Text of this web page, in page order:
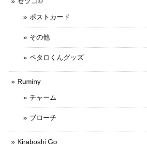
ポストカード
その他
ペタロくんグッズ
Ruminy
チャーム
ブローチ
Kiraboshi Go